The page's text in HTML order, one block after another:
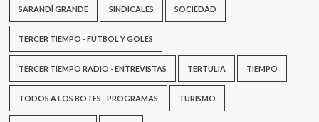
SARANDÍ GRANDE SINDICALES SOCIEDAD
TERCER TIEMPO - FÚTBOL Y GOLES
TERCER TIEMPO RADIO - ENTREVISTAS TERTULIA TIEMPO
TODOS A LOS BOTES - PROGRAMAS TURISMO